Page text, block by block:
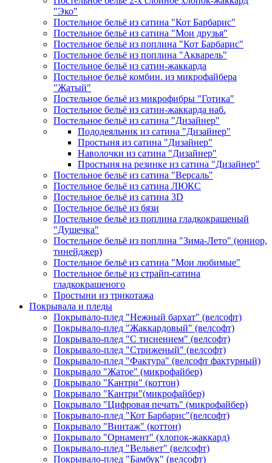
"Эко"
Постельное бельё из сатина "Кот Барбарис"
Постельное бельё из сатина "Мои друзья"
Постельное бельё из поплина "Кот Барбарис"
Постельное бельё из поплина "Акварель"
Постельное бельё из сатин-жаккарда
Постельное бельё комбин. из микрофайбера
"Жатый"
Постельное бельё из микрофибры "Готика"
Постельное бельё из сатин-жаккарда наб.
Постельное бельё из сатина "Дизайнер"
Пододеяльник из сатина "Дизайнер"
Простыня из сатина "Дизайнер"
Наволочки из сатина "Дизайнер"
Простыня на резинке из сатина "Дизайнер"
Постельное бельё из сатина "Версаль"
Постельное бельё из сатина ЛЮКС
Постельное бельё из сатина 3D
Постельное бельё из бязи
Постельное бельё из поплина гладкокрашеный
"Душечка"
Постельное бельё из поплина "Зима-Лето" (юниор,
тинейджер)
Постельное бельё из сатина "Мои любимые"
Постельное бельё из страйп-сатина
гладкокрашеного
Простыни из трикотажа
Покрывала и пледы
Покрывало-плед "Нежный бархат" (велсофт)
Покрывало-плед "Жаккардовый" (велсофт)
Покрывало-плед "С тиснением" (велсофт)
Покрывало-плед "Стриженый" (велсофт)
Покрывало-плед "Фактура" (велсофт фактурный)
Покрывало "Жатое" (микрофайбер)
Покрывало "Кантри" (коттон)
Покрывало "Кантри"(микрофайбер)
Покрывало "Цифровая печать" (микрофайбер)
Покрывало-плед "Кот Барбарис"(велсофт)
Покрывало "Винтаж" (коттон)
Покрывало "Орнамент" (хлопок-жаккард)
Покрывало-плед "Вельвет" (велсофт)
Покрывало-плед "Бамбук" (велсофт)